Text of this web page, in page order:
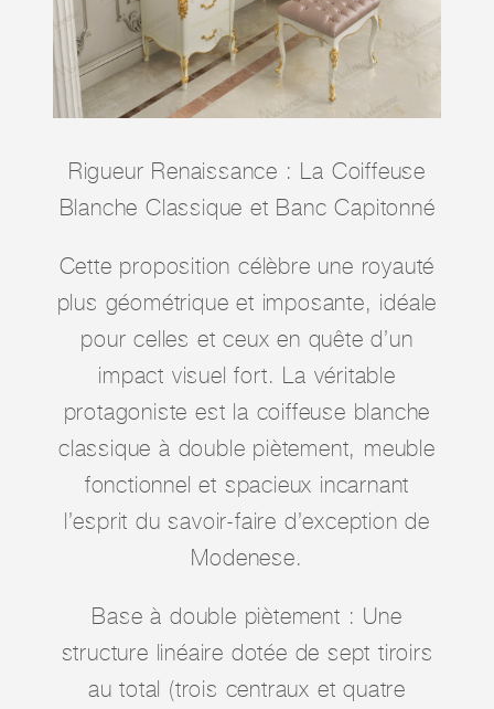
Rigueur Renaissance : La Coiffeuse
Blanche Classique et Banc Capitonné
Cette proposition célèbre une royauté
plus géométrique et imposante, idéale
pour celles et ceux en quête d’un
impact visuel fort. La véritable
protagoniste est la coiffeuse blanche
classique à double piètement, meuble
fonctionnel et spacieux incarnant
l’esprit du savoir-faire d’exception de
Modenese.
Base à double piètement : Une
structure linéaire dotée de sept tiroirs
au total (trois centraux et quatre